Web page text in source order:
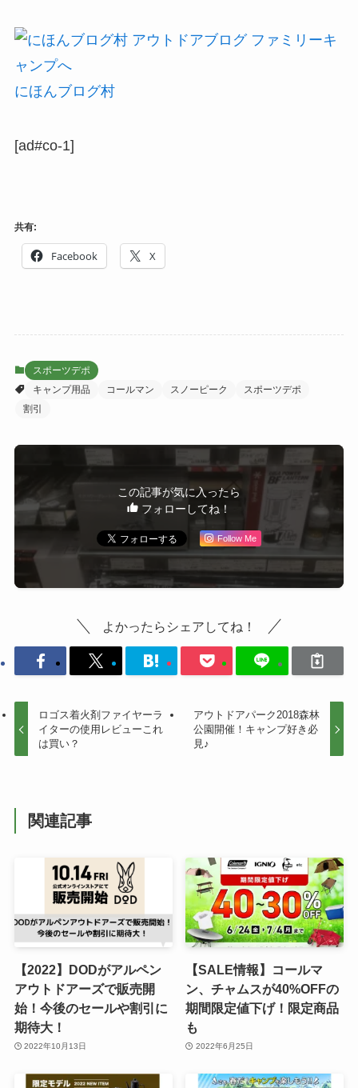
にほんブログ村
[ad#co-1]
共有:
Facebook X
スポーツデポ
キャンプ用品
コールマン スノーピーク
スポーツデポ
割引
この記事が気に入ったら
フォローしてね！
Follow Me
よかったらシェアしてね！
ロゴス着火剤ファイヤーラ
イターの使用レビューこれ
は買い？
アウトドアパーク2018森林
公園開催！キャンプ好き必
見♪
関連記事
【2022】DODがアルペン
アウトドアーズで販売開
始！今後のセールや割引に
期待大！
2022年10月13日
【SALE情報】コールマ
ン、チャムスが40%OFFの
期間限定値下げ！限定商品
も
2022年6月25日